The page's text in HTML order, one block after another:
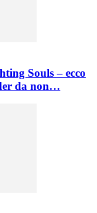
Souls – ecco
da non…